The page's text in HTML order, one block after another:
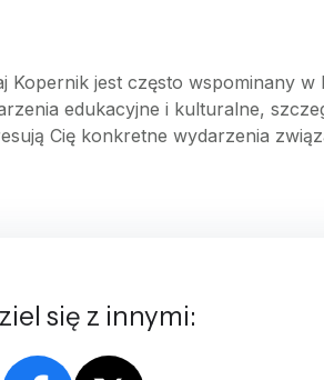
Kopernik jest często wspominany
edukacyjne i kulturalne,
Cię konkretne wydarzenia
się z innymi: